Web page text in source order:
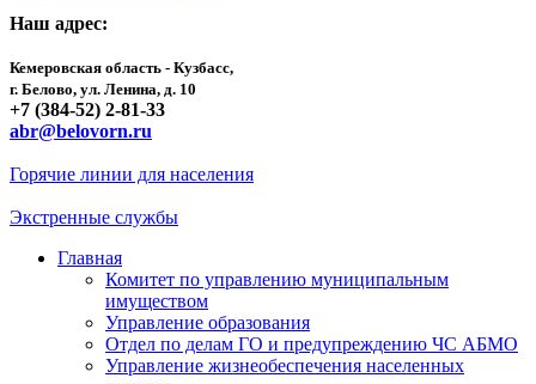
Наш адрес:
Кемеровская область - Кузбасс,
г. Белово, ул. Ленина, д. 10
+7 (384-52) 2-81-33
abr@belovorn.ru
Горячие линии для населения
Экстренные службы
Главная
Комитет по управлению муниципальным
имуществом
Управление образования
Отдел по делам ГО и предупреждению ЧС АБМО
Управление жизнеобеспечения населенных